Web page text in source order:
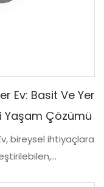
Ev: Basit Ve Yer
Yaşam Çözümü
bireysel ihtiyaçlara